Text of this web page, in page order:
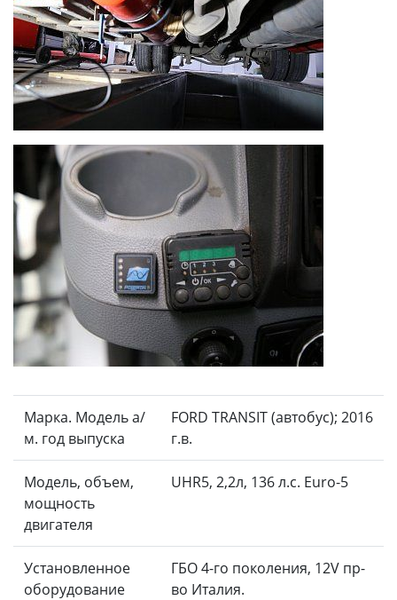
Марка. Модель а/
м. год выпуска
FORD TRANSIT (автобус); 2016
г.в.
Модель, объем,
мощность
двигателя
UHR5, 2,2л, 136 л.с. Euro-5
Установленное
оборудование
ГБО 4-го поколения, 12V пр-
во Италия.